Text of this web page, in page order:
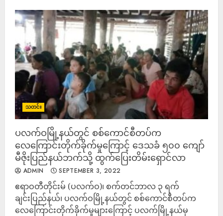
သတင်း
ပလက်ဝမြို့နယ်တွင် စစ်ကောင်စီတပ်က
လေကြောင်းတိုက်ခိုက်မှုကြောင့် ဒေသခံ ၅၀၀ ကျော်
မီဇိုးပြည်နယ်ဘက်သို့ ထွက်ပြေးတိမ်းရှောင်လာ
ADMIN SEPTEMBER 3, 2022
ဧရာဝတီတိုင်းမ် (ပလက်ဝ)၊ စက်တင်ဘာလ ၃ ရက်
ချင်းပြည်နယ်၊ ပလက်ဝမြို့နယ်တွင် စစ်ကောင်စီတပ်က
လေကြောင်းတိုက်ခိုက်မှုများကြောင့် ပလက်မြို့နယ်မှ